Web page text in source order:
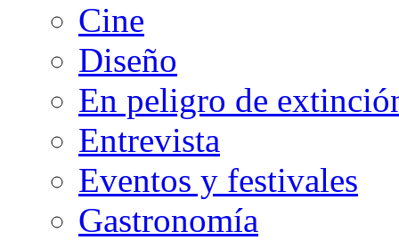
Cine
Diseño
En peligro de
Entrevista
Eventos y festivales
Gastronomía